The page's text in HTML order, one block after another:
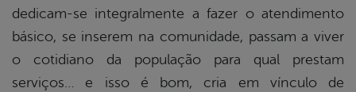
dedicam-se integralmente a fazer o atendimento
básico, se inserem na comunidade, passam a viver
o cotidiano da população para qual prestam
serviços… e isso é bom, cria em vínculo de